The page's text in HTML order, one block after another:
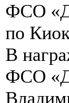
ФСО
по
В
ФСО